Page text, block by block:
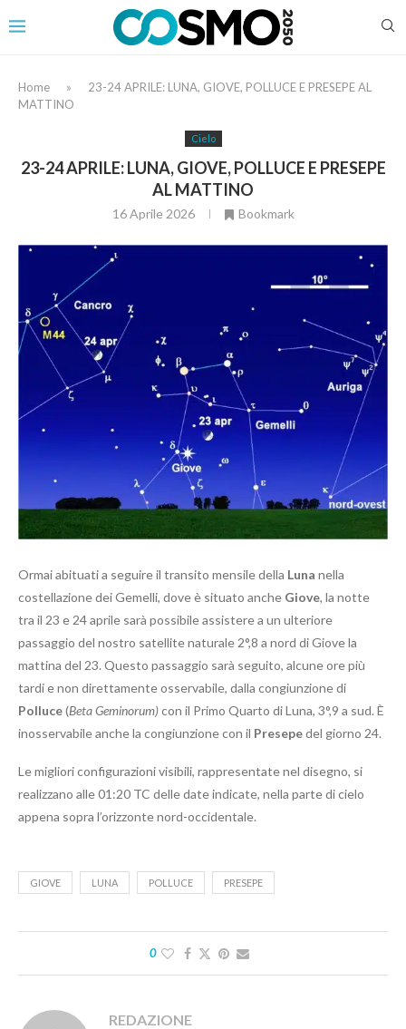
Home »
23-24 APRILE: LUNA, GIOVE, POLLUCE E PRESEPE AL
MATTINO
Cielo
23-24 APRILE: LUNA, GIOVE, POLLUCE E PRESEPE
AL MATTINO
16 Aprile 2026 Bookmark
Ormai abituati a seguire il transito mensile della Luna nella
costellazione dei Gemelli, dove è situato anche Giove, la notte
tra il 23 e 24 aprile sarà possibile assistere a un ulteriore
passaggio del nostro satellite naturale 2°,8 a nord di Giove la
mattina del 23. Questo passaggio sarà seguito, alcune ore più
tardi e non direttamente osservabile, dalla congiunzione di
Polluce(Beta Geminorum)con il Primo Quarto di Luna, 3°,9 a sud. È
inosservabile anche la congiunzione con il Presepedel giorno 24.
Le migliori configurazioni visibili, rappresentate nel disegno, si
realizzano alle 01:20 TC delle date indicate, nella parte di cielo
appena sopra l’orizzonte nord-occidentale.
GIOVE LUNA POLLUCE PRESEPE
0
REDAZIONE